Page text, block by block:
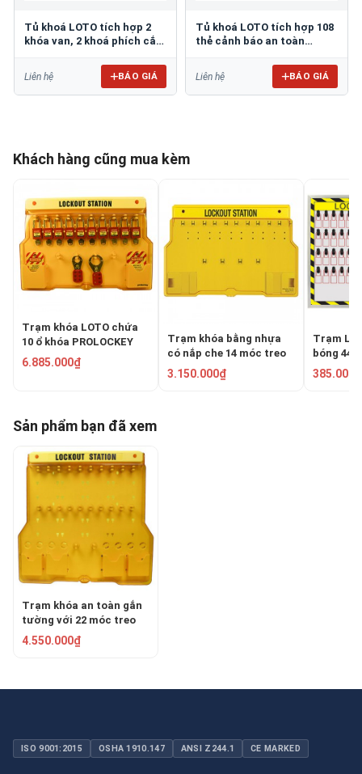
Tủ khoá LOTO tích hợp 2
khóa van, 2 khoá phích cắm
PROLOCKEY LG15
Liên hệ BÁO GIÁ
Tủ khoá LOTO tích hợp 108
thẻ cảnh báo an toàn
Liên hệ BÁO GIÁ
Khách hàng cũng mua kèm
Trạm khóa LOTO chứa
10 ổ khóa PROLOCKEY
LG02
6.885.000₫
Trạm khóa bằng nhựa
có nắp che 14 móc treo
Master Lock 1483B
3.150.000₫
Trạm
bóng 44
385.000₫
Sản phẩm bạn đã xem
Trạm khóa an toàn gắn
tường với 22 móc treo
PROLOCKEY LS32
4.550.000₫
ISO 9001:2015 OSHA 1910.147 ANSI Z244.1 CE MARKED